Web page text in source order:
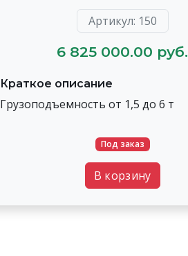
Артикул: 150
6 825 000.00 руб.
Краткое описание
Грузоподъемность от 1,5 до 6 т
Под заказ
В корзину